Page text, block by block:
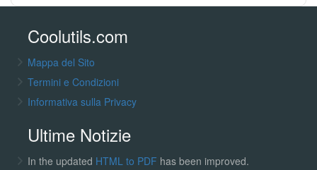
Coolutils.com
Mappa del Sito
Termini e Condizioni
Informativa sulla Privacy
Ultime Notizie
In the updated HTML to PDF has been improved.